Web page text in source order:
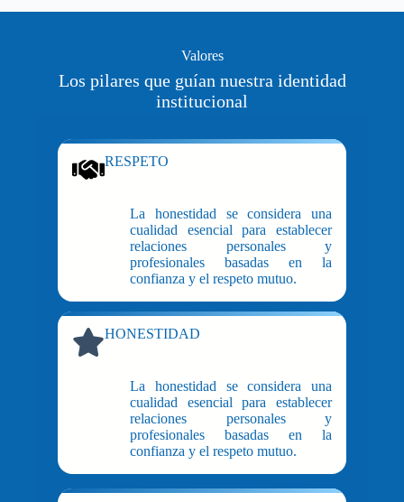
Valores
Los pilares que guían nuestra identidad
institucional
RESPETO
La honestidad se considera una
cualidad esencial para establecer
relaciones personales y
profesionales basadas en la
confianza y el respeto mutuo.
HONESTIDAD
La honestidad se considera una
cualidad esencial para establecer
relaciones personales y
profesionales basadas en la
confianza y el respeto mutuo.